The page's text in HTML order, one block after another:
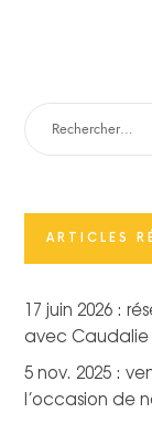
RECHERCHER :
ARTICLES
17 juin 2026 :
avec Caudalie
5 nov. 2025 :
l’occasion de